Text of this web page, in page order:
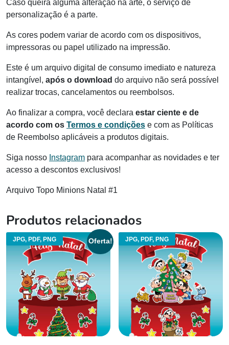
Caso queira alguma alteração na arte, o serviço de
personalização é a parte.
As cores podem variar de acordo com os dispositivos,
impressoras ou papel utilizado na impressão.
Este é um arquivo digital de consumo imediato e natureza
intangível, após o download do arquivo não será possível
realizar trocas, cancelamentos ou reembolsos.
Ao finalizar a compra, você declara estar ciente e de
acordo com os Termos e condições e com as Políticas
de Reembolso aplicáveis a produtos digitais.
Siga nosso Instagram para acompanhar as novidades e ter
acesso a descontos exclusivos!
Arquivo Topo Minions Natal #1
Produtos relacionados
JPG, PDF, PNG Oferta! JPG, PDF, PNG